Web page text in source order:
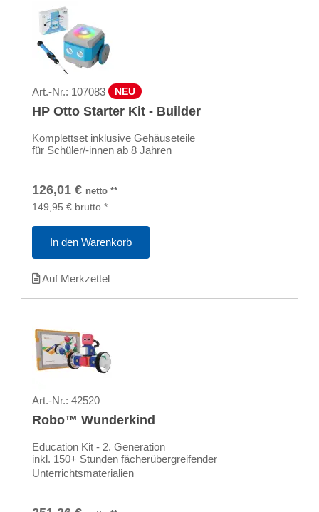
Art.-Nr.: 107083 NEU
HP Otto Starter Kit - Builder
Komplettset inklusive Gehäuseteile
für Schüler/-innen ab 8 Jahren
126,01 € netto **
149,95 € brutto *
In den Warenkorb
Auf Merkzettel
Art.-Nr.: 42520
Robo™ Wunderkind
Education Kit - 2. Generation
inkl. 150+ Stunden fächerübergreifender
Unterrichtsmaterialien